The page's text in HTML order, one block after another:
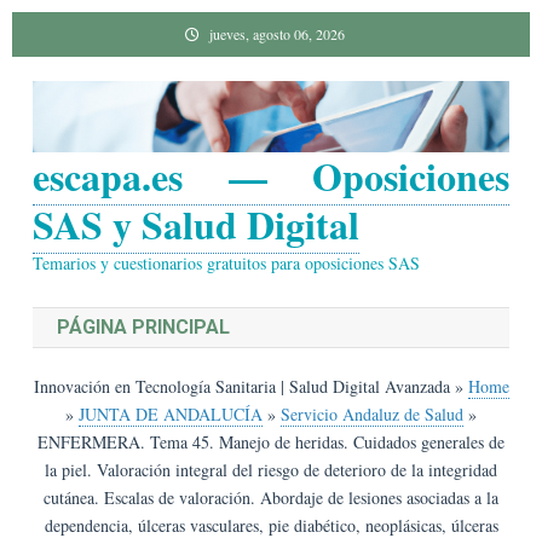
al
contenido
jueves, agosto 06, 2026
escapa.es — Oposiciones
SAS y Salud Digital
Temarios y cuestionarios gratuitos para oposiciones SAS
PÁGINA PRINCIPAL
Innovación en Tecnología Sanitaria | Salud Digital Avanzada » Home
» JUNTA DE ANDALUCÍA » Servicio Andaluz de Salud »
ENFERMERA. Tema 45. Manejo de heridas. Cuidados generales de
la piel. Valoración integral del riesgo de deterioro de la integridad
cutánea. Escalas de valoración. Abordaje de lesiones asociadas a la
dependencia, úlceras vasculares, pie diabético, neoplásicas, úlceras